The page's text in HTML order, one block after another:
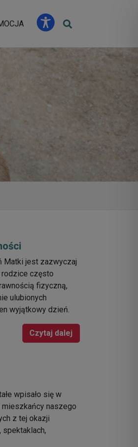
Matki jest zazwyczaj
często
fizyczną,
ulubionych
wyjątkowy dzień.
Czytaj dalej
wpisało się w
mieszkańcy naszego
z tej okazji
spektaklach,